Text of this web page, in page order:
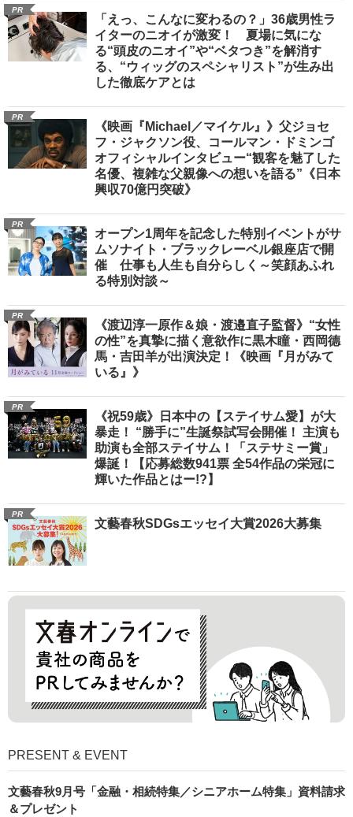
PR
「えっ、こんなに変わるの？」36歳男性ラ
イターのニオイが激変！ 夏場に気にな
る“頭皮のニオイ”や“ベタつき”を解消す
る、“ウィッグのスペシャリスト”が生み出
した徹底ケアとは
PR
《映画『Michael／マイケル』》父ジョセ
フ・ジャクソン役、コールマン・ドミンゴ
オフィシャルインタビュー“観客を魅了した
名優、複雑な父親像への想いを語る”《日本
興収70億円突破》
PR
オープン1周年を記念した特別イベントがサ
ムソナイト・ブラックレーベル銀座店で開
催 仕事も人生も自分らしく～笑顔あふれ
る特別対談～
PR
《渡辺淳一原作＆娘・渡邉直子監督》“女性
の性”を真摯に描く意欲作に黒木瞳・西岡德
馬・吉田羊が出演決定！《映画『月がみて
いる』》
PR
《祝59歳》日本中の【ステイサム愛】が大
暴走！ “勝手に”生誕祭試写会開催！ 主演も
助演も全部ステイサム！「ステサミー賞」
爆誕！【応募総数941票 全54作品の栄冠に
輝いた作品とはー!?】
PR
文藝春秋SDGsエッセイ大賞2026大募集
PRESENT & EVENT
文藝春秋9月号「金融・相続特集／シニアホーム特集」資料請求
＆プレゼント